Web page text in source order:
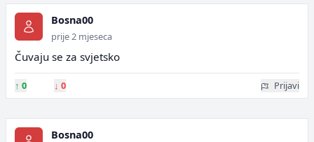
Bosna00
prije 2 mjeseca
Čuvaju se za svjetsko
↑ 0 ↓ 0 Prijavi
Bosna00